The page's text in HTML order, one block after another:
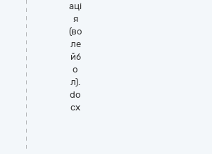
аці
я
(во
ле
йб
о
л).
do
cx